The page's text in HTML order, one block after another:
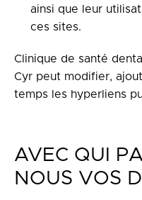
ainsi que leur
ces sites.
Clinique de santé
Cyr peut modifier,
temps les hyperliens
AVEC QUI
NOUS VOS